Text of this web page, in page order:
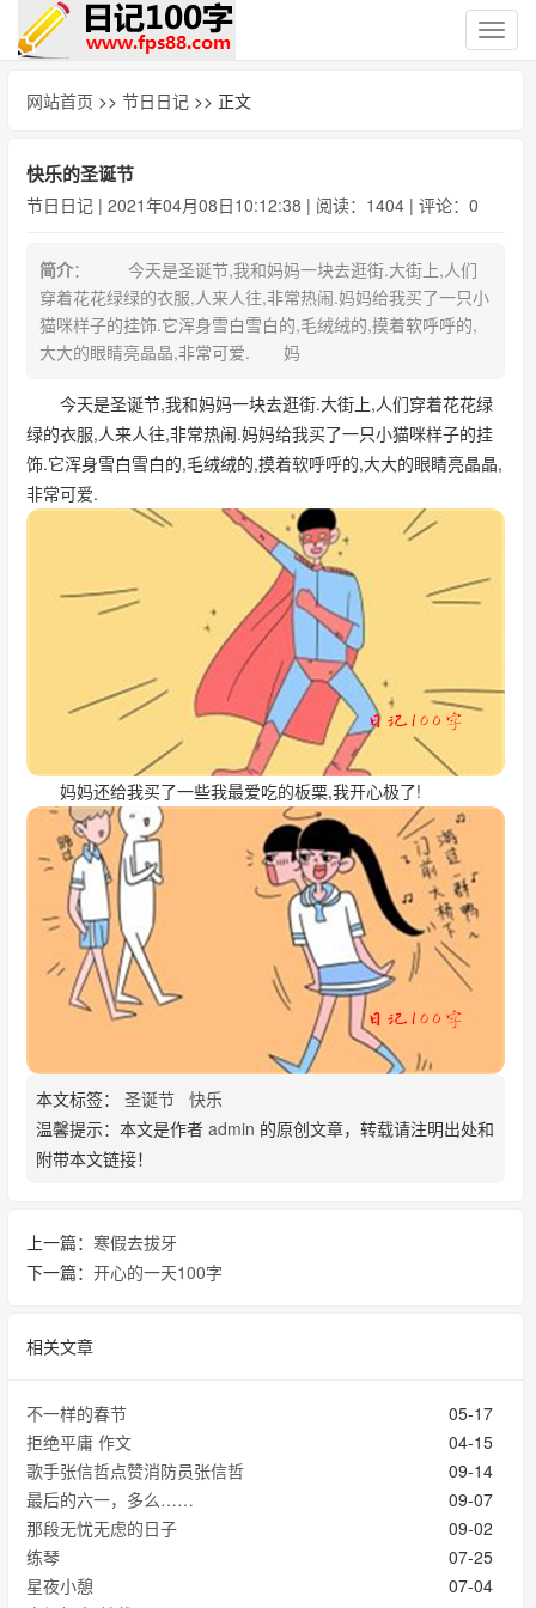
切
换
网站首页 >> 节日日记 >> 正文
快乐的圣诞节
节日日记 | 2021年04月08日10:12:38 | 阅读：1404 | 评论：0
简介： 今天是圣诞节,我和妈妈一块去逛街.大街上,人们
穿着花花绿绿的衣服,人来人往,非常热闹.妈妈给我买了一只小
猫咪样子的挂饰.它浑身雪白雪白的,毛绒绒的,摸着软呼呼的,
大大的眼睛亮晶晶,非常可爱. 妈
今天是圣诞节,我和妈妈一块去逛街.大街上,人们穿着花花绿
绿的衣服,人来人往,非常热闹.妈妈给我买了一只小猫咪样子的挂
饰.它浑身雪白雪白的,毛绒绒的,摸着软呼呼的,大大的眼睛亮晶晶,
非常可爱.
妈妈还给我买了一些我最爱吃的板栗,我开心极了!
本文标签： 圣诞节 快乐
温馨提示：本文是作者 admin 的原创文章，转载请注明出处和
附带本文链接！
上一篇： 寒假去拔牙
下一篇： 开心的一天100字
相关文章
05-17
不一样的春节
04-15
拒绝平庸 作文
09-14
歌手张信哲点赞消防员张信哲
09-07
最后的六一，多么……
09-02
那段无忧无虑的日子
07-25
练琴
07-04
星夜小憩